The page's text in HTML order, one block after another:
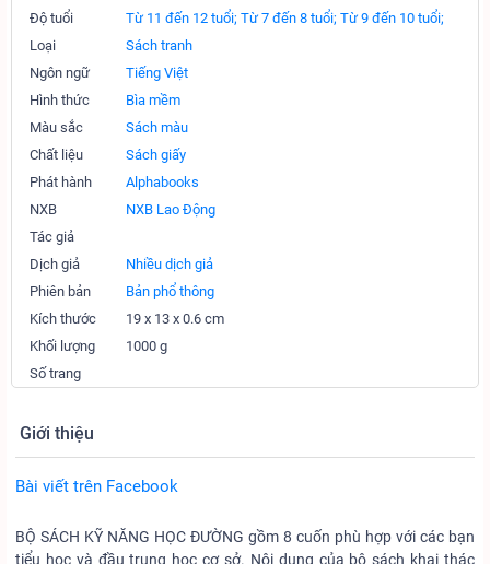
Độ tuổi
Từ 11 đến 12 tuổi; Từ 7 đến 8 tuổi; Từ 9 đến 10 tuổi;
Loại
Sách tranh
Ngôn ngữ
Tiếng Việt
Hình thức
Bìa mềm
Màu sắc
Sách màu
Chất liệu
Sách giấy
Phát hành
Alphabooks
NXB
NXB Lao Động
Tác giả
Dịch giả
Nhiều dịch giả
Phiên bản
Bản phổ thông
Kích thước
19 x 13 x 0.6 cm
Khối lượng
1000 g
Số trang
Giới thiệu
Bài viết trên Facebook
BỘ SÁCH KỸ NĂNG HỌC ĐƯỜNG gồm 8 cuốn phù hợp với các bạn
tiểu học và đầu trung học cơ sở. Nội dung của bộ sách khai thác